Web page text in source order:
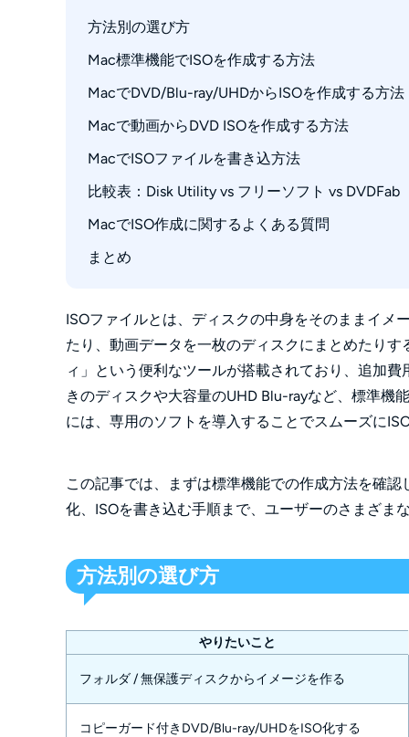
方法別の選び方
Mac標準機能でISOを作成する方法
ディスクユーティリティを使ったISOイメー
.cdrから.isoへの変換と注意点
MacでDVD/Blu-ray/UHDからISOを作成する方法
Mac標準機能で対応できないケース
市販やレンタルのDVD/BD/UHDをISO化する
Macで動画からDVD ISOを作成する方法
フリーソフトでの方法
動画ファイルからDVD ISOに作成する方法
MacでISOファイルを書き込方法
MacでISOをDVDに書き込む方法１．Finder
MacでISOをDVDに書き込む方法２．ディス
比較表：Disk Utility vs フリーソフト vs DVDFab
MacでISO作成に関するよくある質問
Q1：ディスクユーティリティでISO作成が失
Q3：ISOの検証（ベリファイ）は必要？
まとめ
ISOファイルとは、ディスクの中身をそのままイメ
たり、動画データを一枚のディスクにまとめたり
ィ」という便利なツールが搭載されており、追加
きのディスクや大容量のUHD Blu-rayなど、標準機
には、専用のソフトを導入することでスムーズに
この記事では、まずは標準機能での作成方法を確
化、ISOを書き込む手順まで、ユーザーのさまざま
方法別の選び方
やりたいこと
フォルダ / 無保護ディスクからイメージを作る
コピーガード付きDVD/Blu-ray/UHDをISO化する